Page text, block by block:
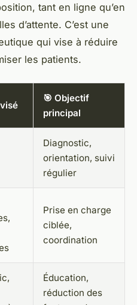
tant en ligne qu’en
d’attente. C’est une
qui vise à réduire
les patients.
🎯 Objectif
principal
Diagnostic,
orientation, suivi
régulier
Prise en charge
ciblée,
coordination
Éducation,
réduction des